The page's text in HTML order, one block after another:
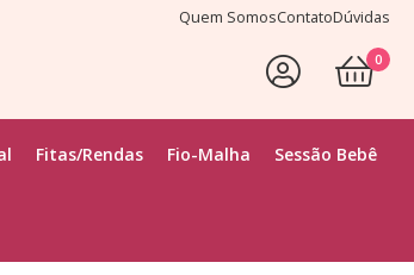
Quem SomosContatoDúvidas
0
Fitas/Rendas Fio-Malha Sessão Bebê